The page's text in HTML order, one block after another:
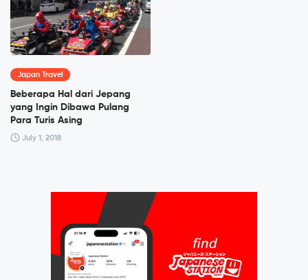
Japan Travel
Beberapa Hal dari Jepang
yang Ingin Dibawa Pulang
Para Turis Asing
July 1, 2018